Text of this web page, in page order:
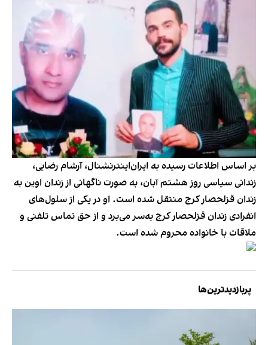
بر اساس اطلاعات رسیده به ایران‌اینترنشنال، آرشام رضایی،
زندانی سیاسی روز هشتم آبان، به صورت ناگهانی از زندان اوین به
زندان قزلحصار کرج منتقل شده است. او در یکی از سلول‌های
انفرادی زندان قزلحصار کرج به‌سر می‌برد و از حق تماس تلفنی و
ملاقات با خانواده محروم شده است.
پربازدیدترین‌ها